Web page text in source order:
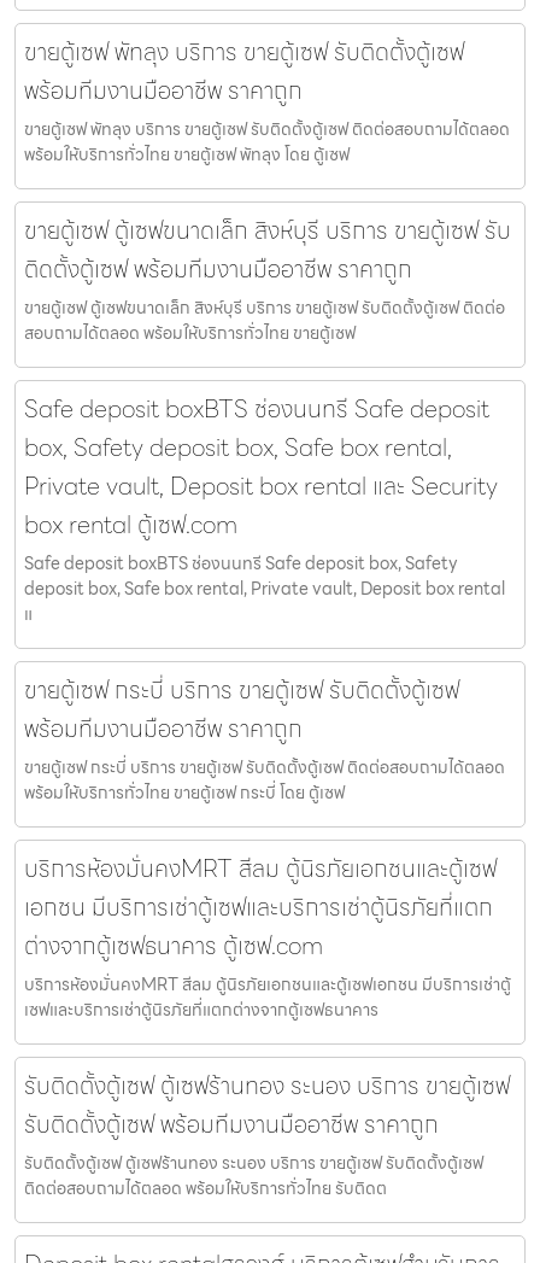
ขายตู้เซฟ พัทลุง บริการ ขายตู้เซฟ รับติดตั้งตู้เซฟ
พร้อมทีมงานมืออาชีพ ราคาถูก
ขายตู้เซฟ พัทลุง บริการ ขายตู้เซฟ รับติดตั้งตู้เซฟ ติดต่อสอบถามได้ตลอด
พร้อมให้บริการทั่วไทย ขายตู้เซฟ พัทลุง โดย ตู้เซฟ
ขายตู้เซฟ ตู้เซฟขนาดเล็ก สิงห์บุรี บริการ ขายตู้เซฟ รับ
ติดตั้งตู้เซฟ พร้อมทีมงานมืออาชีพ ราคาถูก
ขายตู้เซฟ ตู้เซฟขนาดเล็ก สิงห์บุรี บริการ ขายตู้เซฟ รับติดตั้งตู้เซฟ ติดต่อ
สอบถามได้ตลอด พร้อมให้บริการทั่วไทย ขายตู้เซฟ
Safe deposit boxBTS ช่องนนทรี Safe deposit
box, Safety deposit box, Safe box rental,
Private vault, Deposit box rental และ Security
box rental ตู้เซฟ.com
Safe deposit boxBTS ช่องนนทรี Safe deposit box, Safety
deposit box, Safe box rental, Private vault, Deposit box rental
แ
ขายตู้เซฟ กระบี่ บริการ ขายตู้เซฟ รับติดตั้งตู้เซฟ
พร้อมทีมงานมืออาชีพ ราคาถูก
ขายตู้เซฟ กระบี่ บริการ ขายตู้เซฟ รับติดตั้งตู้เซฟ ติดต่อสอบถามได้ตลอด
พร้อมให้บริการทั่วไทย ขายตู้เซฟ กระบี่ โดย ตู้เซฟ
บริการห้องมั่นคงMRT สีลม ตู้นิรภัยเอกชนและตู้เซฟ
เอกชน มีบริการเช่าตู้เซฟและบริการเช่าตู้นิรภัยที่แตก
ต่างจากตู้เซฟธนาคาร ตู้เซฟ.com
บริการห้องมั่นคงMRT สีลม ตู้นิรภัยเอกชนและตู้เซฟเอกชน มีบริการเช่าตู้
เซฟและบริการเช่าตู้นิรภัยที่แตกต่างจากตู้เซฟธนาคาร
รับติดตั้งตู้เซฟ ตู้เซฟร้านทอง ระนอง บริการ ขายตู้เซฟ
รับติดตั้งตู้เซฟ พร้อมทีมงานมืออาชีพ ราคาถูก
รับติดตั้งตู้เซฟ ตู้เซฟร้านทอง ระนอง บริการ ขายตู้เซฟ รับติดตั้งตู้เซฟ
ติดต่อสอบถามได้ตลอด พร้อมให้บริการทั่วไทย รับติดต